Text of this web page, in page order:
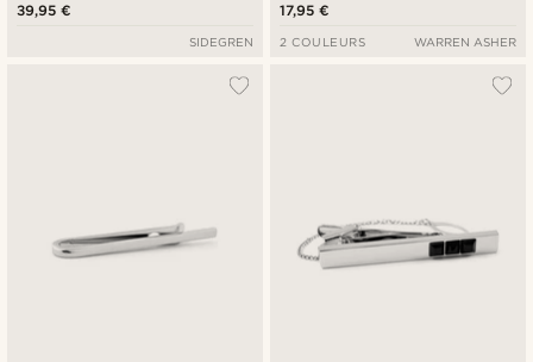
39,95 €
SIDEGREN
17,95 €
2 COULEURS WARREN ASHER